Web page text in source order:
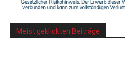
Meist geklickten Beiträge